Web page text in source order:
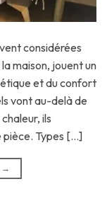
considérées
maison, jouent un
et du confort
vont au-delà de
ils
pièce. Types […]
→